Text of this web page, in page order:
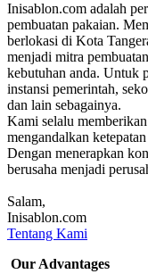
Inisablon.com adalah
pembuatan pakaian.
berlokasi di Kota
menjadi mitra
kebutuhan anda. Untuk
instansi pemerintah,
dan lain sebagainya.
Kami selalu
mengandalkan
Dengan menerapkan
berusaha menjadi
Salam,
Inisablon.com
Tentang Kami
Our Advantages